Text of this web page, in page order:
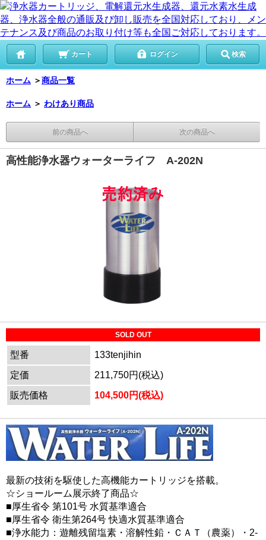
カート ログイン 検索
ホーム ＞商品一覧
ホーム ＞ わけあり商品
前の商品へ 次の商品へ
高性能浄水器ウォーターライフ A-202N
SOLD OUT
型番
133tenjihin
定価
211,750円(税込)
販売価格
104,500円(税込)
最新の技術を駆使した高機能カートリッジを搭載。
☆ショールーム展示終了商品☆
■厚生省令 第101号 水質基準適合
■厚生省令 衛生第264号 快適水質基準適合
■浄水能力：遊離残留塩素・溶解性鉛・ＣＡＴ（農薬）・2-